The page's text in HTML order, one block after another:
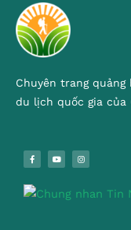
Chuyên trang
du lịch quốc gia của